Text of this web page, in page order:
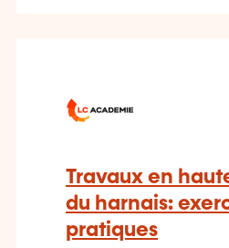
Travaux en
du harnais:
pratiques